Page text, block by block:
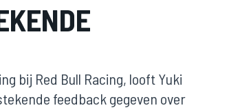
bij Red Bull Racing, looft Yuki
feedback gegeven over